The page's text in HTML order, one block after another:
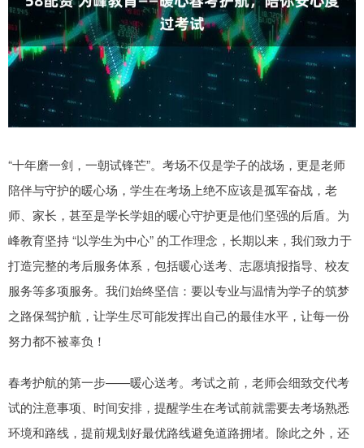
“十年磨一剑，一朝试锋芒”。考场不仅是学子的战场，更是老师
陪伴与守护的暖心场，学生在考场上绝不应该是孤军奋战，老
师、家长，甚至是学长学姐的暖心守护更是他们坚强的后盾。为
峰教育坚持 “以学生为中心” 的工作理念，长期以来，我们致力于
打造完整的考后服务体系，包括暖心送考、志愿填报指导、校友
服务等多项服务。我们始终坚信：要以专业与温情为学子的筑梦
之路保驾护航，让学生尽可能发挥出自己的最佳水平，让每一份
努力都不被辜负！
春考护航的第一步——暖心送考。考试之前，老师会细致交代考
试的注意事项、时间安排，提醒学生在考试前就需要去考场熟悉
环境和路线，提前规划好最优路线避免道路拥堵。除此之外，还